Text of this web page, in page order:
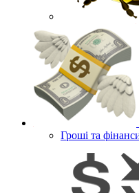
Гроші та